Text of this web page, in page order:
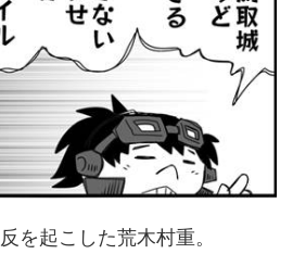
を起こした荒木村重。